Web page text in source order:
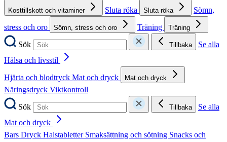
Kosttillskott och vitaminer Sluta röka Sluta röka
Sömn,
stress och oro
Sömn, stress och oro Träning Träning
Sök Tillbaka
Se alla
Hälsa och livsstil
Hjärta och blodtryck Mat och dryck Mat och dryck
Näringsdryck Viktkontroll
Sök
Tillbaka
Se alla
Mat och dryck
Bars Dryck Halstabletter Smaksättning och sötning Snacks och